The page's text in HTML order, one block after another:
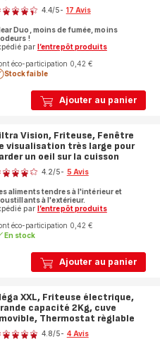
Ajouter au panier
4.4/5- 17 Avis
Duo, moins de fumée, moins
!
par l’entrepôt produits
éco-participation 0,42 €
Stock faible
Ajouter au panier
Vision, Friteuse, Fenêtre
visualisation très large pour
un oeil sur la cuisson
4.2/5- 5 Avis
aliments tendres à l'intérieur et
à l'extérieur.
par l’entrepôt produits
éco-participation 0,42 €
En stock
XXL, Friteuse électrique,
capacité 2Kg, cuve
Thermostat règlable
4.8/5- 4 Avis